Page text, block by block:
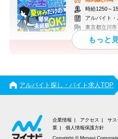
時給1250～
アルバイト・
東京都立川市
アルバイト探し・バイト求人TOP
企業情報 アクセス サス
業
個人情報保護方針
Copyright © Mynavi